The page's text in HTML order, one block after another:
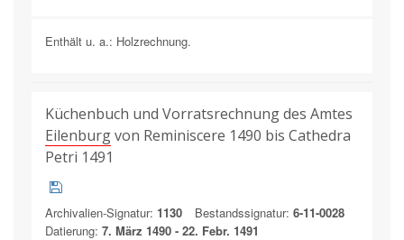
Enthält u. a.: Holzrechnung.
Küchenbuch und Vorratsrechnung des Amtes
Eilenburgvon Reminiscere 1490 bis Cathedra
Petri 1491
Archivalien-Signatur: 1130 Bestandssignatur: 6-11-0028
Datierung: 7. März 1490 - 22. Febr. 1491